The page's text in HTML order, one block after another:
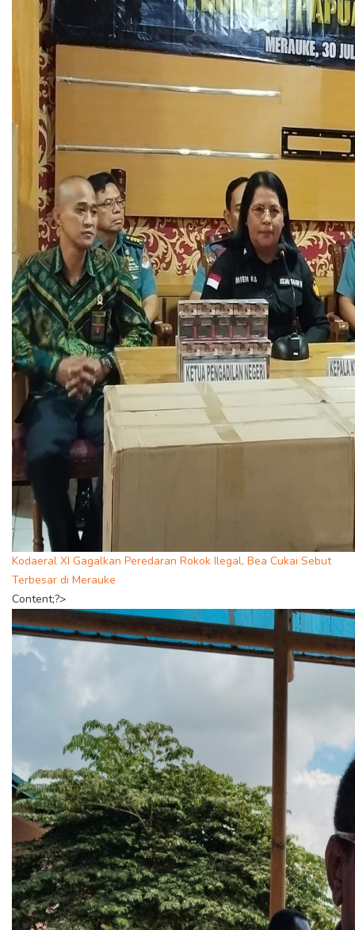
Kodaeral XI Gagalkan Peredaran Rokok Ilegal, Bea Cukai Sebut
Terbesar di Merauke
Content;?>